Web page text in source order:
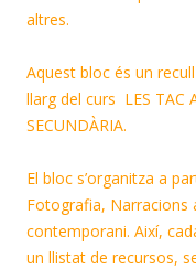
altres.
Aquest bloc és un
llarg del curs LES TAC
SECUNDÀRIA.
El bloc s’organitza a
Fotografia, Narracions
contemporani. Així,
un llistat de recursos,